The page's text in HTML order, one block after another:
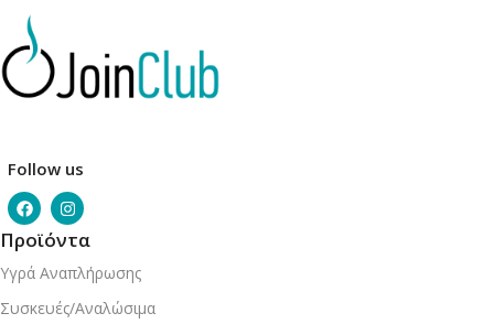
Follow us
Προϊόντα
Υγρά Αναπλήρωσης
Συσκευές/Αναλώσιμα